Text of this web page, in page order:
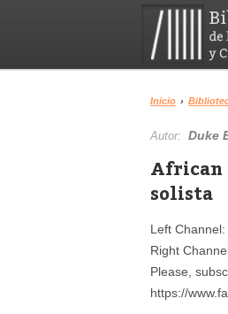
Inicio ›
Autor:Duke
African
solista
Left
Right
Please,
https://